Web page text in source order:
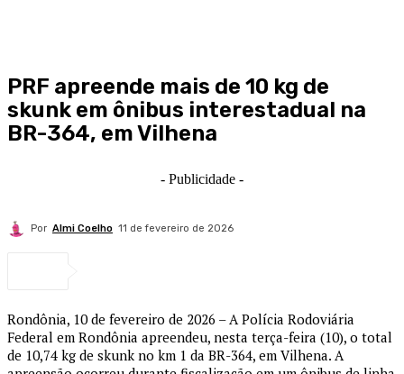
PRF apreende mais de 10 kg de
skunk em ônibus interestadual na
BR-364, em Vilhena
- Publicidade -
Por Almi Coelho 11 de fevereiro de 2026
Rondônia, 10 de fevereiro de 2026 – A Polícia Rodoviária
Federal em Rondônia apreendeu, nesta terça-feira (10), o total
de 10,74 kg de skunk no km 1 da BR-364, em Vilhena. A